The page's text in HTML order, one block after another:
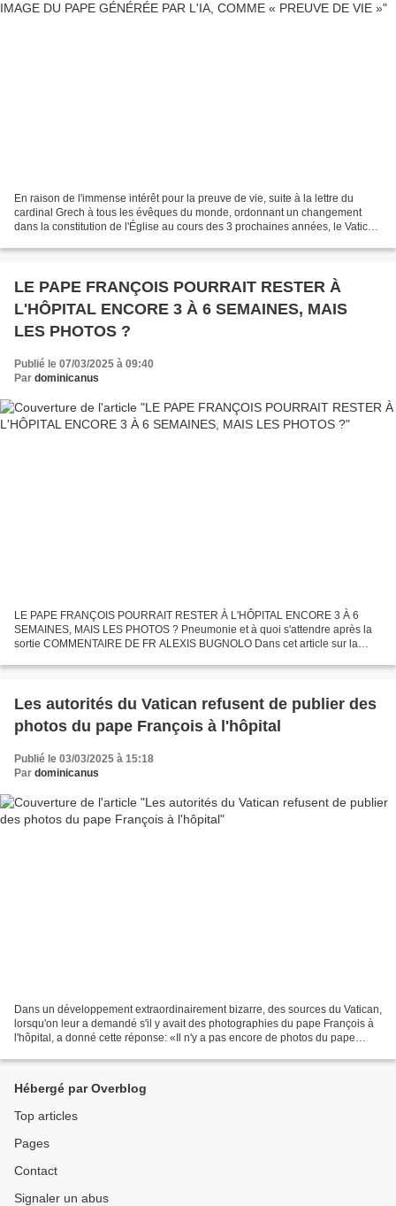
En raison de l'immense intérêt pour la preuve de vie, suite à la lettre du
cardinal Grech à tous les évêques du monde, ordonnant un changement
dans la constitution de l'Église au cours des 3 prochaines années, le Vatican
LE PAPE FRANÇOIS POURRAIT RESTER À
L'HÔPITAL ENCORE 3 À 6 SEMAINES, MAIS
LES PHOTOS ?
Publié le 07/03/2025 à 09:40
Par dominicanus
LE PAPE FRANÇOIS POURRAIT RESTER À L'HÔPITAL ENCORE 3 À 6
SEMAINES, MAIS LES PHOTOS ? Pneumonie et à quoi s'attendre après la
sortie COMMENTAIRE DE FR ALEXIS BUGNOLO Dans cet article sur la
Les autorités du Vatican refusent de publier des
photos du pape François à l'hôpital
Publié le 03/03/2025 à 15:18
Par dominicanus
Dans un développement extraordinairement bizarre, des sources du Vatican,
lorsqu'on leur a demandé s'il y avait des photographies du pape François à
l'hôpital, a donné cette réponse: «Il n'y a pas encore de photos du pape
Hébergé par Overblog
Top articles
Pages
Contact
Signaler un abus